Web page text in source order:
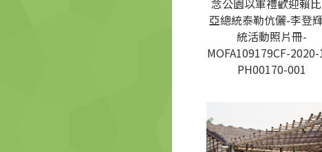
念公園以軍禮歡迎賴
亞總統泰勒伉儷-李登
統活動照片冊-
MOFA109179CF-
PH00170-001